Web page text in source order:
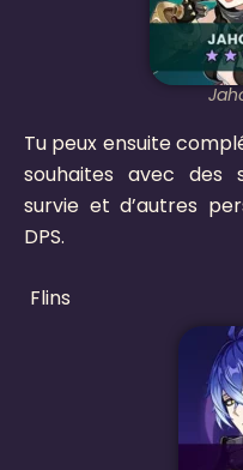
Tu peux ensuite
souhaites avec des
survie et d’autres
DPS.
Flins